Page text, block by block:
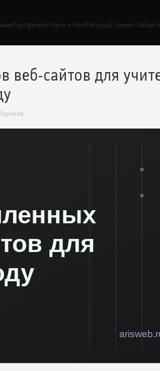
ПортфолиоУслуги и блогРесурсыСтоимость
сайтов для